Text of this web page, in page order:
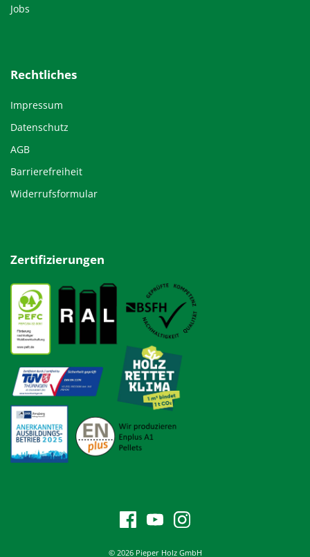
Jobs
Rechtliches
Impressum
Datenschutz
AGB
Barrierefreiheit
Widerrufsformular
Zertifizierungen
© 2026 Pieper Holz GmbH